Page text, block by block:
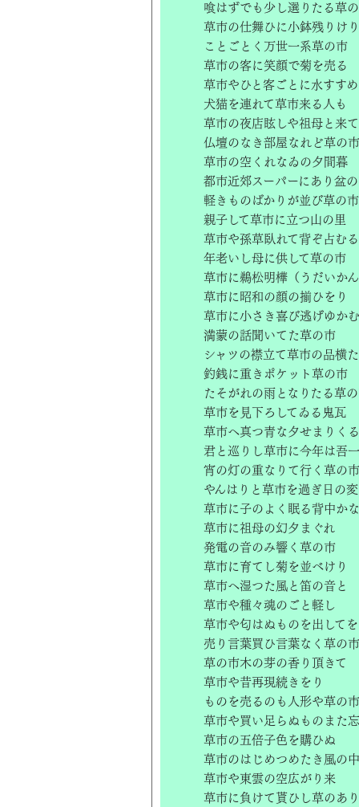
喰はずでも少し選りたる草
草市の仕舞ひに小鉢残りけり
ことごとく万世一系草の市
草市の客に笑顔で菊を売る
草市やひと客ごとに水すすめ
犬猫を連れて草市来る人も
草市の夜店眩しや祖母と来て
仏壇のなき部屋なれど草の市
草市の空くれなゐの夕間暮
都市近郊スーパーにあり盆
軽きものばかりが並び草の市
親子して草市に立つ山の里
草市や孫草臥れて背ぞ占むる
年老いし母に供して草の市
草市に鵜松明樺（うだいか
草市に昭和の顔の揃ひをり
草市に小さき喜び逃げゆかむ
満蒙の話聞いてた草の市
シャツの襟立て草市の品横
釣銭に重きポケット草の市
たそがれの雨となりたる草
草市を見下ろしてゐる鬼瓦
草市へ真つ青な夕せまりくる
君と巡りし草市に今年は吾
宵の灯の重なりて行く草の市
やんはりと草市を過ぎ日の
草市に子のよく眠る背中かな
草市に祖母の幻夕まぐれ
発電の音のみ響く草の市
草市に育てし菊を並べけり
草市へ湿つた風と笛の音と
草市や種々魂のごと軽し
草市や匂はぬものを出して
売り言葉買ひ言葉なく草の市
草の市木の芽の香り頂きて
草市や昔再現続きをり
ものを売るのも人形や草の市
草市や買い足らぬものまた
草市の五倍子色を購ひぬ
草市のはじめつめたき風の中
草市や東雲の空広がり来
草市に負けて貰ひし草のあり